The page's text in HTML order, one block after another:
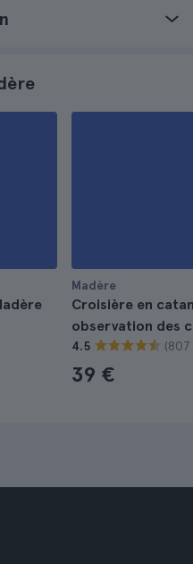
Madère
Croisière en
observation des
4.5 (807
39 €